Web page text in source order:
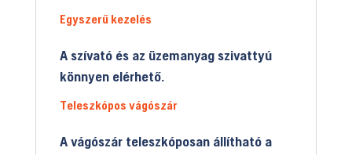
Egyszerű kezelés
A szívató és az üzemanyag szivattyú
könnyen elérhető.
Teleszkópos vágószár
A vágószár teleszkóposan állítható a